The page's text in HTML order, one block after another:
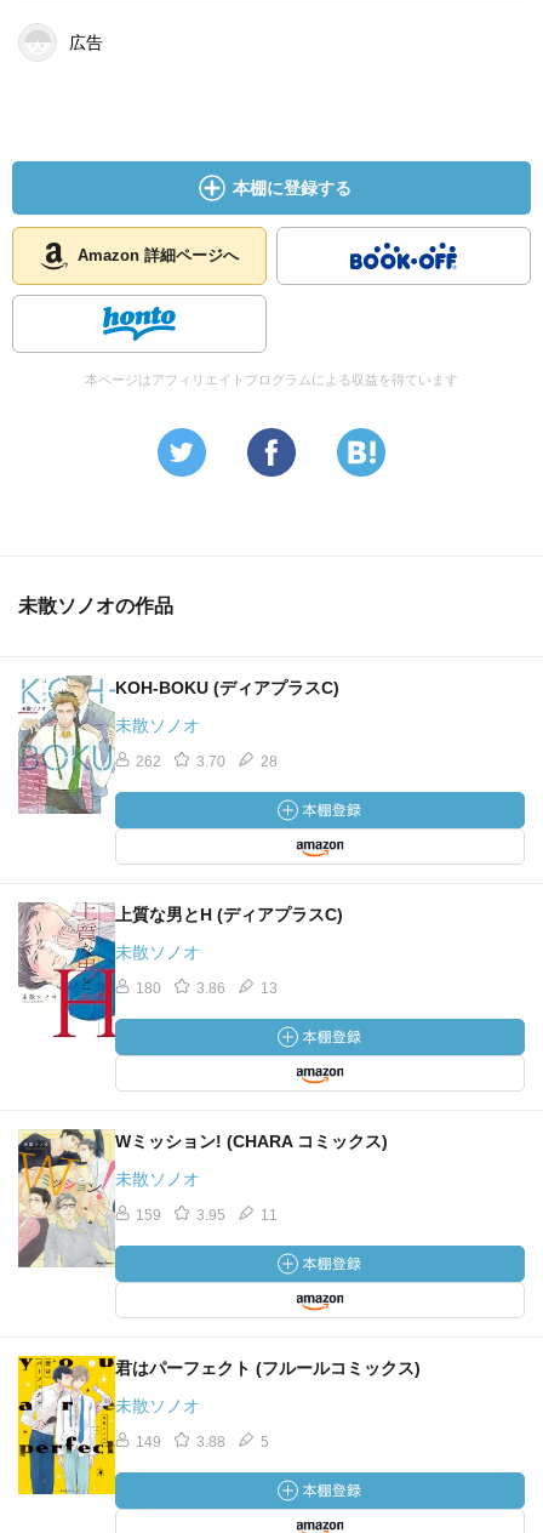
広告
本棚に登録する
Amazon 詳細ページへ
本ページはアフィリエイトプログラムによる収益を得ています
未散ソノオの作品
KOH-BOKU (ディアプラスC)
未散ソノオ
262 3.70 28
上質な男とH (ディアプラスC)
未散ソノオ
180 3.86 13
Wミッション! (CHARA コミックス)
未散ソノオ
159 3.95 11
君はパーフェクト (フルールコミックス)
未散ソノオ
149 3.88 5